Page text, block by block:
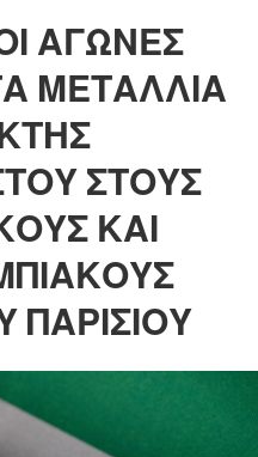
ΑΓΏΝΕΣ
ΜΕΤΆΛΛΙΑ
ΣΤΟΥΣ
ΚΑΙ
ΠΑΡΙΣΙΟΎ